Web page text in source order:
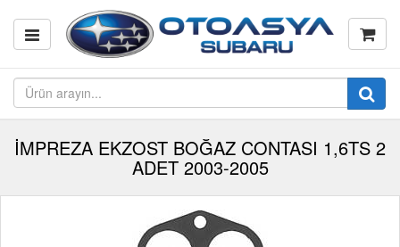
İMPREZA EKZOST BOĞAZ CONTASI 1,6TS 2
ADET 2003-2005